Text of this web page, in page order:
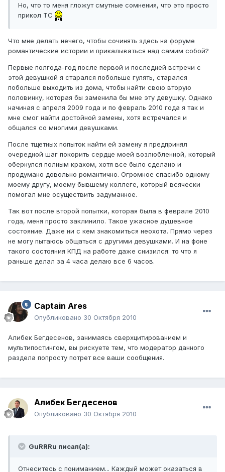
Но, что то меня гложут смутные сомнения, что это просто
прикол ТС
Что мне делать нечего, чтобы сочинять здесь на форуме
романтические истории и прикалываться над самим собой?
Первые полгода-год после первой и последней встречи с
этой девушкой я старался побольше гулять, старался
побольше выходить из дома, чтобы найти свою вторую
половинку, которая бы заменила бы мне эту девушку. Однако
начиная с апреля 2009 года и по февраль 2010 года я так и
мне смог найти достойной замены, хотя встречался и
общался со многими девушками.
После тщетных попыток найти ей замену я предпринял
очередной шаг покорить сердце моей возлюбленной, который
обернулся полным крахом, хотя все было сделано и
продумано довольно романтично. Огромное спасибо одному
моему другу, моему бывшему коллеге, который всячески
помогал мне осуществить задуманное.
Так вот после второй попытки, которая была в феврале 2010
года, меня просто заклинило. Такое ужасное душевное
состояние. Даже ни с кем знакомиться неохота. Прямо через
не могу пытаюсь общаться с другими девушками. И на фоне
такого состояния КПД на работе даже снизился: то что я
раньше делал за 4 часа делаю все 6 часов.
Captain Ares
Опубликовано 30 Октября 2010
Алибек Бегдесенов, занимаясь сверхцитированием и
мультипостингом, вы рискуете тем, что модератор данного
раздела попросту потрет все ваши сообщения.
Алибек Бегдесенов
Опубликовано 30 Октября 2010
GuRRRu писал(а):
Отнеситесь с пониманием... Каждый может оказаться в